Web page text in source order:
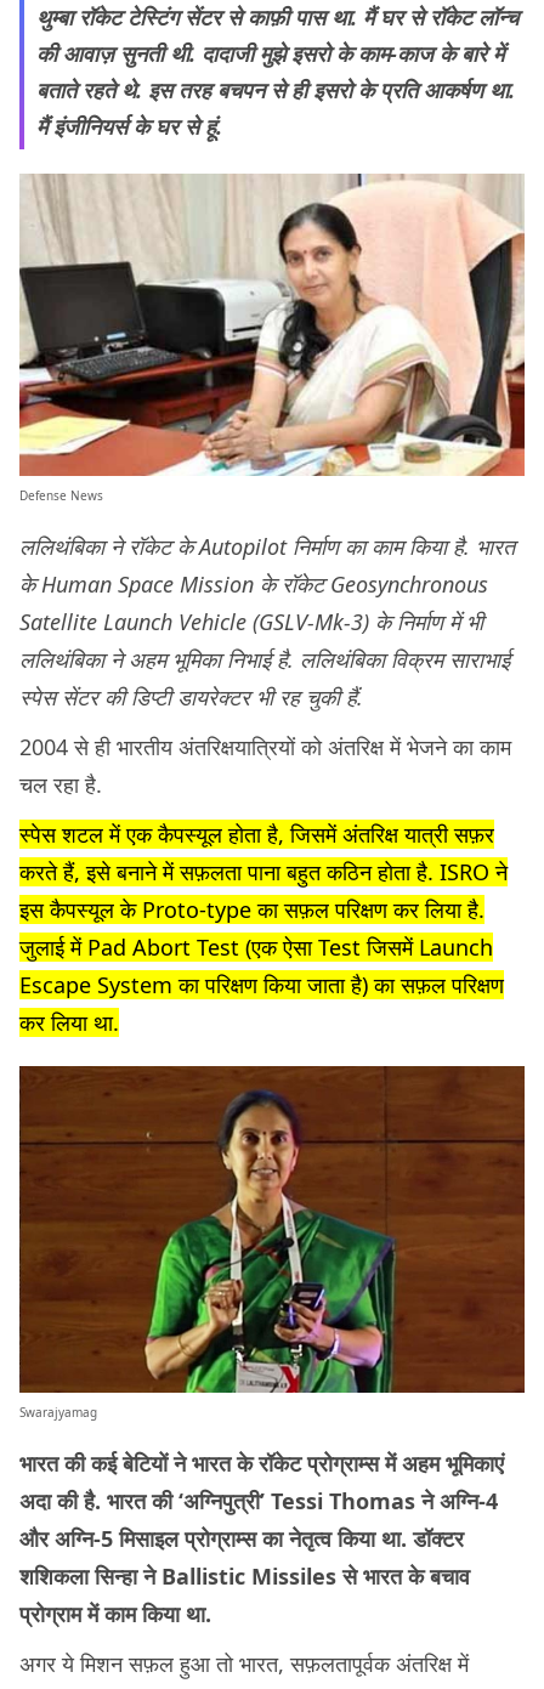
थुम्बा रॉकेट टेस्टिंग सेंटर से काफ़ी पास था. मैं घर से रॉकेट लॉन्च
की आवाज़ सुनती थी. दादाजी मुझे इसरो के काम-काज के बारे में
बताते रहते थे. इस तरह बचपन से ही इसरो के प्रति आकर्षण था.
मैं इंजीनियर्स के घर से हूं.
Defense News
ललिथंबिका ने रॉकेट के Autopilot निर्माण का काम किया है. भारत
के Human Space Mission के रॉकेट Geosynchronous
Satellite Launch Vehicle (GSLV-Mk-3) के निर्माण में भी
ललिथंबिका ने अहम भूमिका निभाई है. ललिथंबिका विक्रम साराभाई
स्पेस सेंटर की डिप्टी डायरेक्टर भी रह चुकी हैं.
2004 से ही भारतीय अंतरिक्षयात्रियों को अंतरिक्ष में भेजने का काम
चल रहा है.
स्पेस शटल में एक कैपस्यूल होता है, जिसमें अंतरिक्ष यात्री सफ़र
करते हैं, इसे बनाने में सफ़लता पाना बहुत कठिन होता है. ISRO ने
इस कैपस्यूल के Proto-type का सफ़ल परिक्षण कर लिया है.
जुलाई में Pad Abort Test (एक ऐसा Test जिसमें Launch
Escape System का परिक्षण किया जाता है) का सफ़ल परिक्षण
कर लिया था.
Swarajyamag
भारत की कई बेटियों ने भारत के रॉकेट प्रोग्राम्स में अहम भूमिकाएं
अदा की है. भारत की ‘अग्निपुत्री’ Tessi Thomas ने अग्नि-4
और अग्नि-5 मिसाइल प्रोग्राम्स का नेतृत्व किया था. डॉक्टर
शशिकला सिन्हा ने Ballistic Missiles से भारत के बचाव
प्रोग्राम में काम किया था.
अगर ये मिशन सफ़ल हुआ तो भारत, सफ़लतापूर्वक अंतरिक्ष में